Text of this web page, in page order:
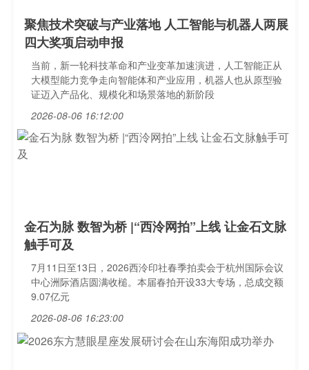
聚焦技术突破与产业落地 人工智能与机器人两展
四大奖项启动申报
当前，新一轮科技革命和产业变革加速演进，人工智能正从
大模型能力竞争走向智能体和产业应用，机器人也从原型验
证迈入产品化、规模化和场景落地的新阶段
2026-08-06 16:12:00
金石为脉 数智为桥 |“西泠网拍”上线 让金石文脉
触手可及
7月11日至13日，2026西泠印社春季拍卖会于杭州国际会议
中心洲际酒店圆满收槌。本届春拍开设33大专场，总成交额
9.07亿元
2026-08-06 16:23:00